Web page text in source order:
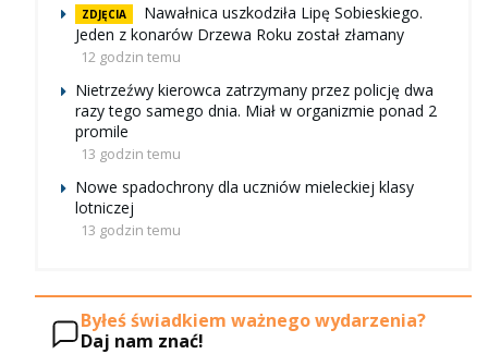
ZDJĘCIA
Nawałnica uszkodziła Lipę Sobieskiego.
Jeden z konarów Drzewa Roku został złamany
12 godzin temu
Nietrzeźwy kierowca zatrzymany przez policję dwa
razy tego samego dnia. Miał w organizmie ponad 2
promile
13 godzin temu
Nowe spadochrony dla uczniów mieleckiej klasy
lotniczej
13 godzin temu
Byłeś świadkiem ważnego wydarzenia?
Daj nam znać!